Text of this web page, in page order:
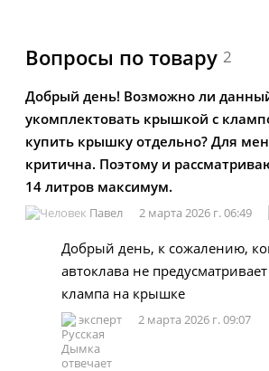
Вопросы по товару 2
Добрый день! Возможно ли
укомплектовать крышкой с
купить крышку отдельно? Для
критична. Поэтому и
14 литров максимум.
Павел 2 марта 2026 г. 06:49
Добрый день, к сожалению,
автоклава не
клампа на крышке
эксперт 2 марта 2026 г. 09:07